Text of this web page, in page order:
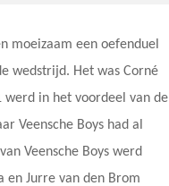
moeizaam een oefenduel
wedstrijd. Het was Corné
werd in het voordeel van de
Veensche Boys had al
Veensche Boys werd
en Jurre van den Brom